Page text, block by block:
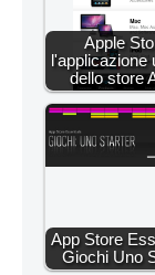
Apple
l'applicazione
dello store
App Store
Giochi Uno